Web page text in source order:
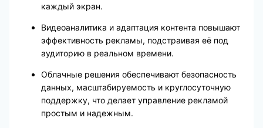
каждый экран.
Видеоаналитика и адаптация контента повышают
эффективность рекламы, подстраивая её под
аудиторию в реальном времени.
Облачные решения обеспечивают безопасность
данных, масштабируемость и круглосуточную
поддержку, что делает управление рекламой
простым и надежным.